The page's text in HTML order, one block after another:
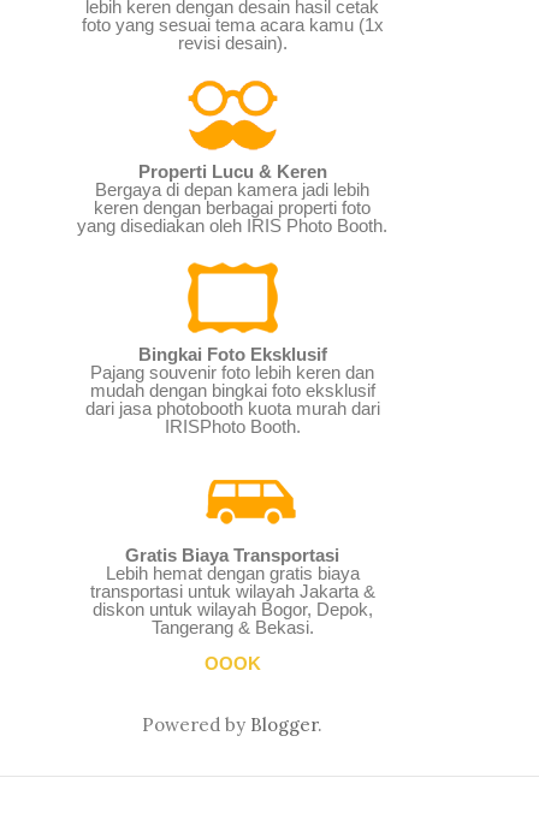
lebih keren dengan desain hasil cetak
foto yang sesuai tema acara kamu (1x
revisi desain).
Properti Lucu & Keren
Bergaya di depan kamera jadi lebih
keren dengan berbagai properti foto
yang disediakan oleh IRIS Photo Booth.
Bingkai Foto Eksklusif
Pajang souvenir foto lebih keren dan
mudah dengan bingkai foto eksklusif
dari jasa photobooth kuota murah dari
IRISPhoto Booth.
Gratis Biaya Transportasi
Lebih hemat dengan gratis biaya
transportasi untuk wilayah Jakarta &
diskon untuk wilayah Bogor, Depok,
Tangerang & Bekasi.
OOOK
Powered by Blogger.